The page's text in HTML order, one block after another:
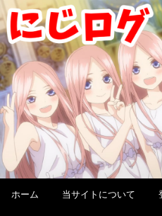
ホーム 当サイトについて